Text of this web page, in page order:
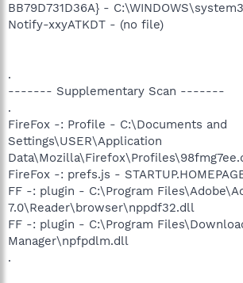
BB79D731D36A} -
Notify-xxyATKDT - (no file)
.
------- Supplementary Scan -------
.
FireFox -: Profile - C:\Documents and
Settings\USER\Application
FireFox -: prefs.js -
FF -: plugin - C:\Program
7.0\Reader\browser\nppdf32.dll
FF -: plugin - C:\Program
Manager\npfpdlm.dll
.